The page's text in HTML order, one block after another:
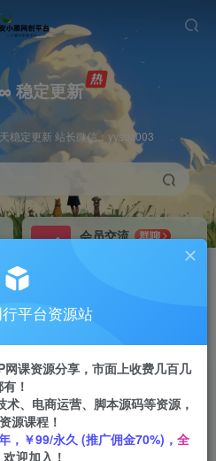
稳定更新
稳定更新 站长微信：yysqz003
会员交流
群聊
24小时自动赚钱
平台资源站
课资源分享，市面上收费几百几
！
、电商运营、脚本源码等资源，
源课程！
，￥99/永久 (推广佣金70%)， 全
迎加入！